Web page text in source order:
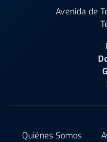
Avenida de
Quiénes Somos